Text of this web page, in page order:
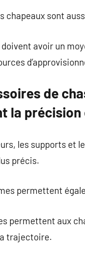
chapeaux sont
avoir un
de
la
les supports et
précis.
permettent
permettent aux
trajectoire.